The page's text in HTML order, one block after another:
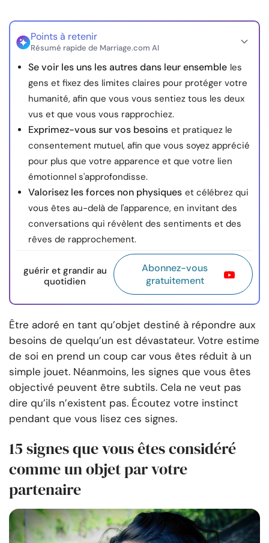
© Copyright 2026. Tous droits réservés.
Points à retenir
Résumé rapide de Marriage.com AI
Se voir les uns les autres dans leur ensemble les
gens et fixez des limites claires pour protéger votre
humanité, afin que vous vous sentiez tous les deux
vus et que vous vous rapprochiez.
Exprimez-vous sur vos besoins et pratiquez le
consentement mutuel, afin que vous soyez apprécié
pour plus que votre apparence et que votre lien
émotionnel s'approfondisse.
Valorisez les forces non physiques et célébrez qui
vous êtes au-delà de l'apparence, en invitant des
conversations qui révèlent des sentiments et des
rêves de rapprochement.
guérir et grandir au
quotidien
Abonnez-vous
gratuitement
Être adoré en tant qu’objet destiné à répondre aux
besoins de quelqu’un est dévastateur. Votre estime
de soi en prend un coup car vous êtes réduit à un
simple jouet. Néanmoins, les signes que vous êtes
objectivé peuvent être subtils. Cela ne veut pas
dire qu’ils n’existent pas. Écoutez votre instinct
pendant que vous lisez ces signes.
15 signes que vous êtes considéré
comme un objet par votre
partenaire